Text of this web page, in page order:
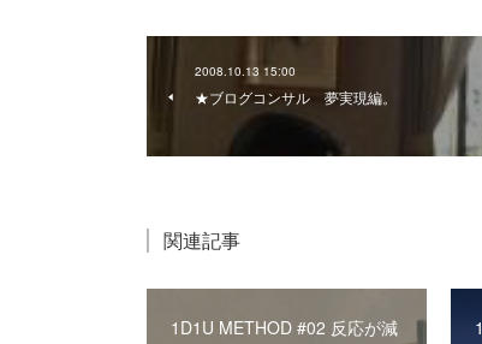
2008.10.13 15:00
★ブログコンサル 夢実現編。
関連記事
1D1U METHOD #02 反応が減